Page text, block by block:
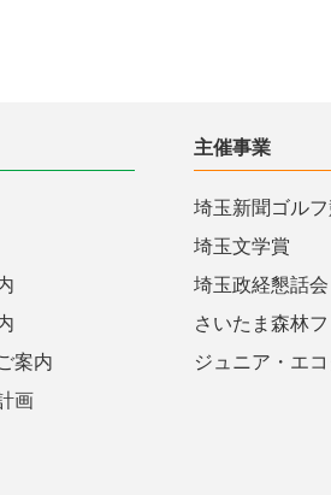
案内
画
主催事業
埼玉新聞ゴル
埼玉文学賞
埼玉政経懇話会
さいたま森林
ジュニア・エ